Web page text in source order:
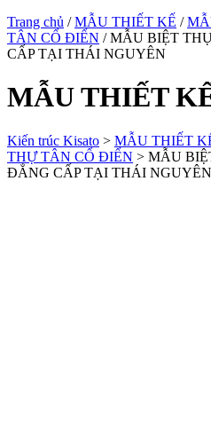
Trang chủ /MẪU THIẾT KẾ /
TÂN CỔ ĐIỂN / MẪU BIỆT
CẤP TẠI THÁI NGUYÊN
MẪU THIẾT
Kiến trúc Kisato > MẪU THIẾT
THỰ TÂN CỔ ĐIỂN > MẪU
ĐẲNG CẤP TẠI THÁI NGUYÊN